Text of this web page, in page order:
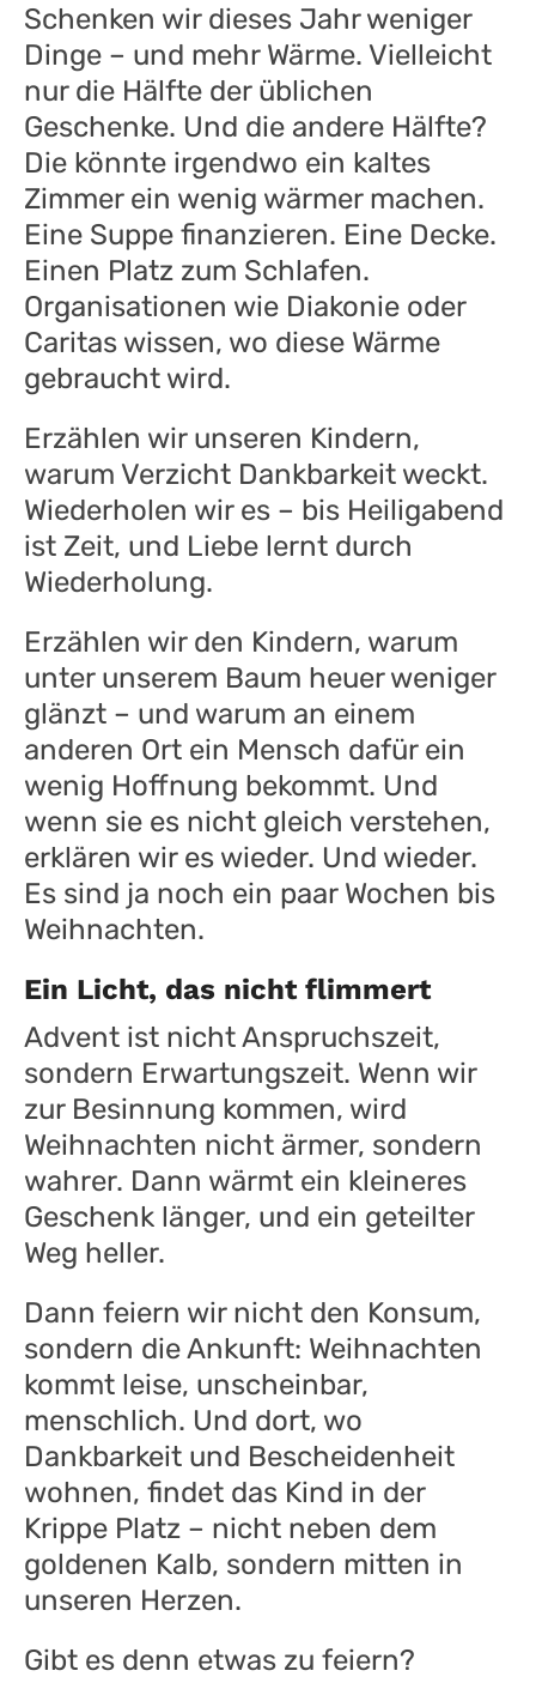
Schenken wir dieses Jahr weniger
Dinge – und mehr Wärme. Vielleicht
nur die Hälfte der üblichen
Geschenke. Und die andere Hälfte?
Die könnte irgendwo ein kaltes
Zimmer ein wenig wärmer machen.
Eine Suppe finanzieren. Eine Decke.
Einen Platz zum Schlafen.
Organisationen wie Diakonie oder
Caritas wissen, wo diese Wärme
gebraucht wird.
Erzählen wir unseren Kindern,
warum Verzicht Dankbarkeit weckt.
Wiederholen wir es – bis Heiligabend
ist Zeit, und Liebe lernt durch
Wiederholung.
Erzählen wir den Kindern, warum
unter unserem Baum heuer weniger
glänzt – und warum an einem
anderen Ort ein Mensch dafür ein
wenig Hoffnung bekommt. Und
wenn sie es nicht gleich verstehen,
erklären wir es wieder. Und wieder.
Es sind ja noch ein paar Wochen bis
Weihnachten.
Ein Licht, das nicht flimmert
Advent ist nicht Anspruchszeit,
sondern Erwartungszeit. Wenn wir
zur Besinnung kommen, wird
Weihnachten nicht ärmer, sondern
wahrer. Dann wärmt ein kleineres
Geschenk länger, und ein geteilter
Weg heller.
Dann feiern wir nicht den Konsum,
sondern die Ankunft: Weihnachten
kommt leise, unscheinbar,
menschlich. Und dort, wo
Dankbarkeit und Bescheidenheit
wohnen, findet das Kind in der
Krippe Platz – nicht neben dem
goldenen Kalb, sondern mitten in
unseren Herzen.
Gibt es denn etwas zu feiern?